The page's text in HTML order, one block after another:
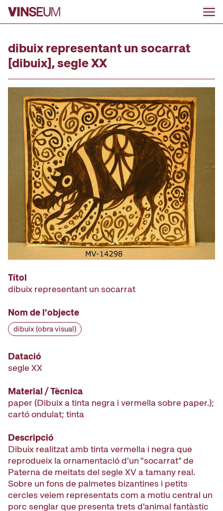
Anar al contingut
dibuix representant un socarrat
[dibuix], segle XX
Títol
dibuix representant un socarrat
Nom de l'objecte
dibuix (obra visual)
Datació
segle XX
Material / Tècnica
paper (Dibuix a tinta negra i vermella sobre paper.);
cartó ondulat; tinta
Descripció
Dibuix realitzat amb tinta vermella i negra que
reprodueix la ornamentació d'un "socarrat" de
Paterna de meitats del segle XV a tamany real.
Sobre un fons de palmetes bizantines i petits
cercles veiem representats com a motiu central un
porc senglar que presenta trets d'animal fantàstic